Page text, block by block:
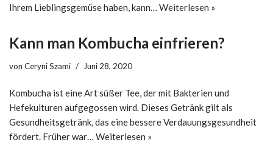
Ihrem Lieblingsgemüse haben, kann… Weiterlesen »
Kann man Kombucha einfrieren?
von Ceryni Szami Juni 28, 2020
Kombucha ist eine Art süßer Tee, der mit Bakterien und
Hefekulturen aufgegossen wird. Dieses Getränk gilt als
Gesundheitsgetränk, das eine bessere Verdauungsgesundheit
fördert. Früher war… Weiterlesen »